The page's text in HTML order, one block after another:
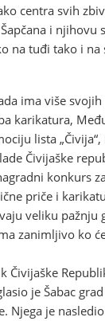
centra svih
i njihovu
na tuđi tako i na
ima više
karikatura,
lista
Čivijaške
konkurs
priče i
veliku pažnju
zanimljivo ko
Čivijaške
je Šabac
Njega je